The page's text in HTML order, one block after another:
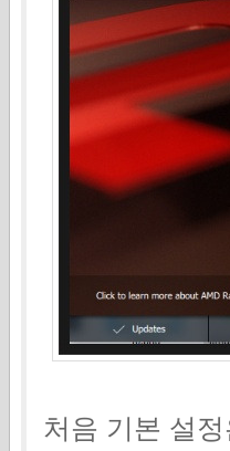
처음 기본 설